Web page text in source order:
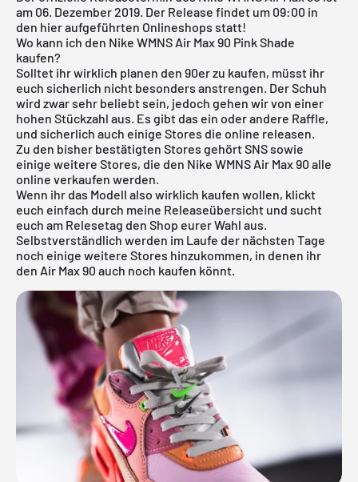
am 06. Dezember 2019. Der Release findet um 09:00 in
den hier aufgeführten Onlineshops statt!
Wo kann ich den Nike WMNS Air Max 90 Pink Shade
kaufen?
Solltet ihr wirklich planen den 90er zu kaufen, müsst ihr
euch sicherlich nicht besonders anstrengen. Der Schuh
wird zwar sehr beliebt sein, jedoch gehen wir von einer
hohen Stückzahl aus. Es gibt das ein oder andere Raffle,
und sicherlich auch einige Stores die online releasen.
Zu den bisher bestätigten Stores gehörtSNSsowie
einige weitere Stores, die den Nike WMNS Air Max 90 alle
online verkaufen werden.
Wenn ihr das Modell also wirklich kaufen wollen, klickt
euch einfach durch meine Releaseübersicht und sucht
euch am Relesetag den Shop eurer Wahl aus.
Selbstverständlich werden im Laufe der nächsten Tage
noch einige weitere Stores hinzukommen, in denen ihr
den Air Max 90 auch noch kaufen könnt.